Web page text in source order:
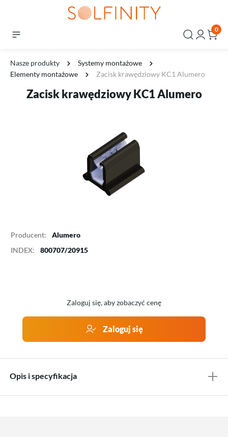
0
Nasze produkty
Systemy montażowe
Elementy montażowe
Zacisk krawędziowy KC1 Alumero
Zacisk krawędziowy KC1 Alumero
Producent:
Alumero
INDEX:
800707/20915
Zaloguj się, aby zobaczyć cenę
Zaloguj się
Opis i specyfikacja